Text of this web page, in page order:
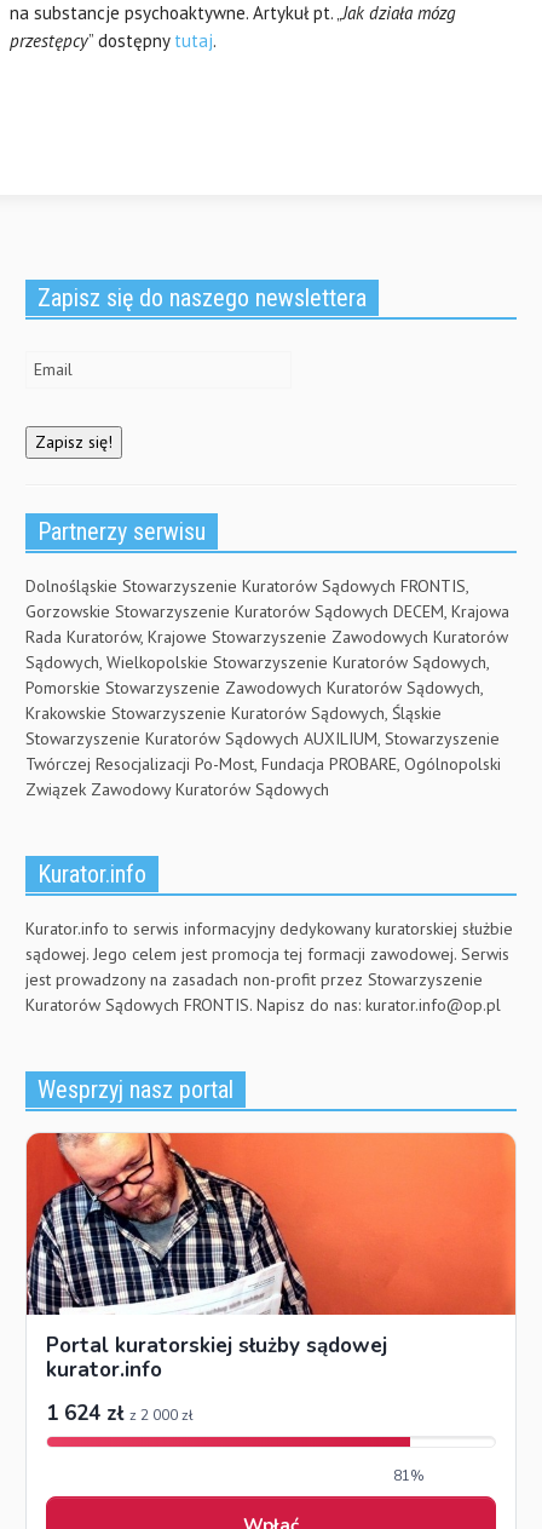
na substancje psychoaktywne. Artykuł pt. „Jak działa mózg
przestępcy” dostępny tutaj.
Zapisz się do naszego newslettera
Partnerzy serwisu
Dolnośląskie Stowarzyszenie Kuratorów Sądowych FRONTIS,
Gorzowskie Stowarzyszenie Kuratorów Sądowych DECEM, Krajowa
Rada Kuratorów, Krajowe Stowarzyszenie Zawodowych Kuratorów
Sądowych, Wielkopolskie Stowarzyszenie Kuratorów Sądowych,
Pomorskie Stowarzyszenie Zawodowych Kuratorów Sądowych,
Krakowskie Stowarzyszenie Kuratorów Sądowych, Śląskie
Stowarzyszenie Kuratorów Sądowych AUXILIUM, Stowarzyszenie
Twórczej Resocjalizacji Po-Most, Fundacja PROBARE, Ogólnopolski
Związek Zawodowy Kuratorów Sądowych
Kurator.info
Kurator.info to serwis informacyjny dedykowany kuratorskiej służbie
sądowej. Jego celem jest promocja tej formacji zawodowej. Serwis
jest prowadzony na zasadach non-profit przez Stowarzyszenie
Kuratorów Sądowych FRONTIS. Napisz do nas: kurator.info@op.pl
Wesprzyj nasz portal